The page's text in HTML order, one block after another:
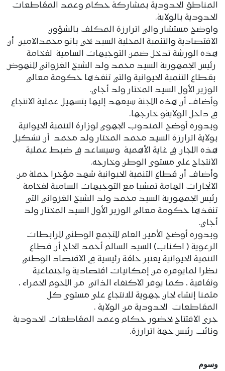
المناطق الحدودية بمشاركة حكام وعمد المقاطعات
الحدودية بالولاية.
واوضح مستشار والي اترارزة المكلف بالشؤون
الاقتصادية والتنمية المحلية السيد يحي بانو محمدالامين أن
هذه الورشة تدخل ضمن التوجيهات السامية لفخامة
رئيس الجمهورية السيد محمد ولد الشيخ الغزواني للنهوض
بقطاع التنمية الحيوانية والتي تنفذها حكومة معالي
الوزير الأول السيد المختار ولد أجاي.
وأضاف أن هذه اللجنة سيعهد إليها بتسهيل عملية الانتجاع
في داخل الولايةو خارجها.
وبدوره أوضح المندوب الجهوي لوزارة التنمية الحيوانية
بولاية اترارزة السيد محمد المختار ولد محمد أن تشكيل
هذه اللجان في غاية الأهمية وسيساعد في ضبط عملية
الانتجاح على مستوى الوطن وخارجه.
وأضاف أن قطاع التنمية الحيوانية شهد مؤخرا جملة من
الانجازات الهامة تمشيا مع التوجيهات السامية لفخامة
رئيس الجمهورية السيد محمد ولد الشيخ الغزواني التي
تنفذها حكومة معالي الوزير الأول السيد المختار ولد
أجاي.
وبدوره أوضح الأمين العام للتجمع الوطني للرابطات
الرعوية ( اكناب) السيد السالم أحمد الحاج أن قطاع
التنمية الحيوانية يعتبر حلقة رئيسية في الاقتصاد الوطني
نظرا لمايوفره من إمكانيات اقتصادية واجتماعية
وثقافية ، كما يوفر الاكتفاء الذاتي من اللحوم الحمراء ،
مثمنا إنشاء لجان جهوية للانتجاع على مستوى كل
المقاطعات الحدودية من الولاية .
جرى الافتتاح بحضور حكام وعمد المقاطعات الحدودية
ونائب رئيس جهة اترارزة.
وسوم